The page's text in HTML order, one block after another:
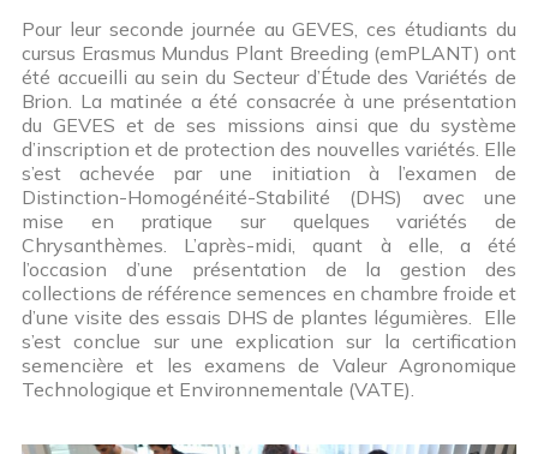
Pour leur seconde journée au GEVES, ces étudiants du
cursus Erasmus Mundus Plant Breeding (emPLANT) ont
été accueilli au sein du Secteur d’Étude des Variétés de
Brion. La matinée a été consacrée à une présentation
du GEVES et de ses missions ainsi que du système
d’inscription et de protection des nouvelles variétés. Elle
s’est achevée par une initiation à l’examen de
Distinction-Homogénéité-Stabilité (DHS) avec une
mise en pratique sur quelques variétés de
Chrysanthèmes. L’après-midi, quant à elle, a été
l’occasion d’une présentation de la gestion des
collections de référence semences en chambre froide et
d’une visite des essais DHS de plantes légumières. Elle
s’est conclue sur une explication sur la certification
semencière et les examens de Valeur Agronomique
Technologique et Environnementale (VATE).